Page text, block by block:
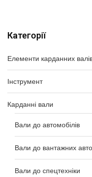
Категорії
Елементи карданних
Інструмент
Карданні вали
Вали до автомобілів
Вали до вантажних авто
Вали до спецтехніки